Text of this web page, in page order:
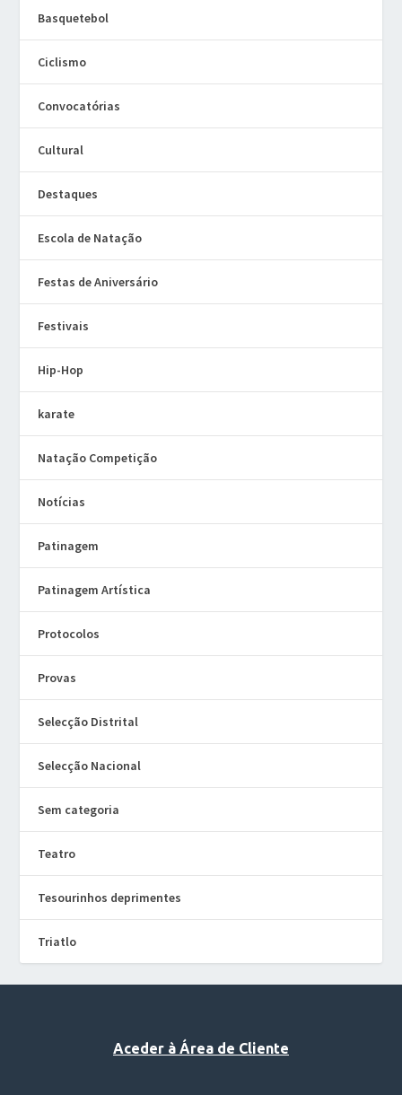
Basquetebol
Ciclismo
Convocatórias
Cultural
Destaques
Escola de Natação
Festas de Aniversário
Festivais
Hip-Hop
karate
Natação Competição
Notícias
Patinagem
Patinagem Artística
Protocolos
Provas
Selecção Distrital
Selecção Nacional
Sem categoria
Teatro
Tesourinhos deprimentes
Triatlo
Aceder à Área de Cliente